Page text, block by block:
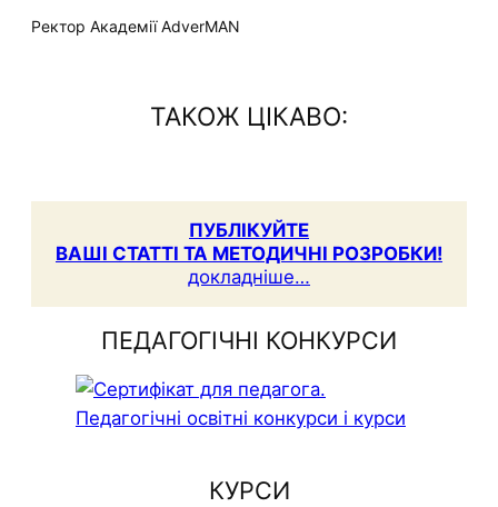
Ректор Академії AdverMAN
ТАКОЖ ЦІКАВО:
ПУБЛІКУЙТЕ
ВАШІ СТАТТІ ТА МЕТОДИЧНІ РОЗРОБКИ!
докладніше…
ПЕДАГОГІЧНІ КОНКУРСИ
КУРСИ